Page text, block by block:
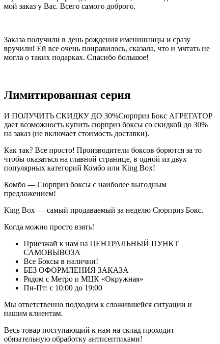
мой заказ у Вас. Всего самого доброго.
Заказа получили в день рождения именинницы и сразу
вручили! Ей все очень понравилось, сказала, что и мчтать не
могла о таких подарках. Спасибо большое!
Лимитированная серия
И ПОЛУЧИТЬ СКИДКУ ДО 30%Сюрприз Бокс АГРЕГАТОР
дает возможность купить сюрприз боксы со скидкой до 30%
на заказ (не включает стоимость доставки).
Как так? Все просто! Производители боксов борются за то
чтобы оказаться на главной странице, в одной из двух
популярных категорий Комбо или King Box!
Комбо — Сюрприз боксы с наиболее выгодным
предложением!
King Box — самый продаваемый за неделю Сюрприз Бокс.
Когда можно просто взять!
Приезжай к нам на ЦЕНТРАЛЬНЫЙ ПУНКТ
САМОВЫВОЗА
Все Боксы в наличии!
БЕЗ ОФОРМЛЕНИЯ ЗАКАЗА
Рядом с Метро и МЦК «Окружная»
Пн-Пт: с 10:00 до 19:00
Мы ответственно подходим к сложившейся ситуации и
нашим клиентам.
Весь товар поступающий к нам на склад проходит
обязательную обработку антисептиками!